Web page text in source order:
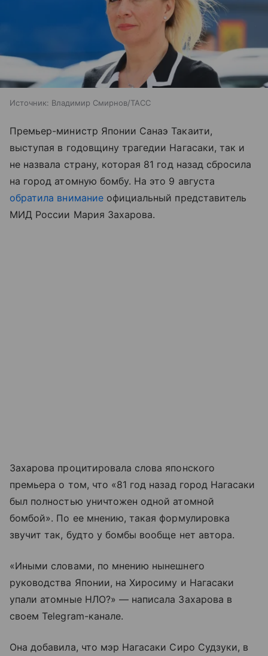
Источник: Владимир Смирнов/ТАСС
Премьер-министр Японии Санаэ Такаити,
выступая в годовщину трагедии Нагасаки, так и
не назвала страну, которая 81 год назад сбросила
на город атомную бомбу. На это 9 августа
обратила вниманиеофициальный представитель
МИД России Мария Захарова.
Захарова процитировала слова японского
премьера о том, что «81 год назад город Нагасаки
был полностью уничтожен одной атомной
бомбой». По ее мнению, такая формулировка
звучит так, будто у бомбы вообще нет автора.
«Иными словами, по мнению нынешнего
руководства Японии, на Хиросиму и Нагасаки
упали атомные НЛО?» — написала Захарова в
своем Telegram-канале.
Она добавила, что мэр Нагасаки Сиро Судзуки, в